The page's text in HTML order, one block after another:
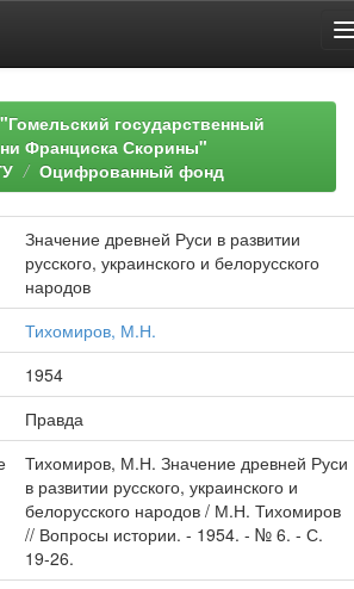
государственный
Франциска Скорины"
Оцифрованный фонд
Значение древней Руси в развитии
русского, украинского и белорусского
народов
Тихомиров, М.Н.
1954
Правда
Тихомиров, М.Н. Значение древней Руси
в развитии русского, украинского и
белорусского народов / М.Н. Тихомиров
// Вопросы истории. - 1954. - № 6. - С.
19-26.